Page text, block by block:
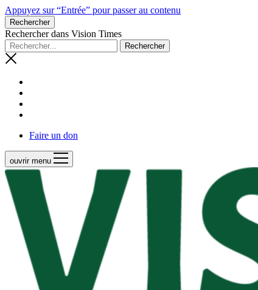
Appuyez sur “Entrée” pour passer au contenu
Rechercher
Rechercher dans Vision Times
Faire un don
ouvrir menu